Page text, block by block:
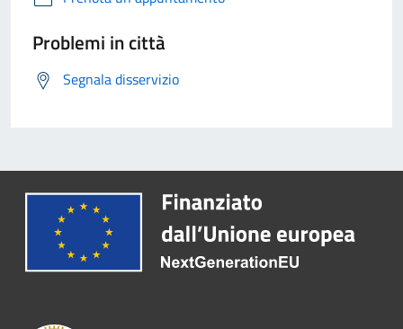
Problemi in città
Segnala disservizio